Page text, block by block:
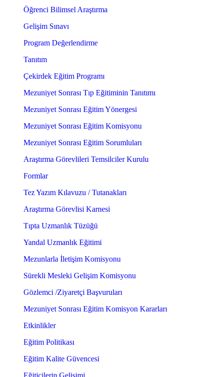
Öğrenci Bilimsel Araştırma
Gelişim Sınavı
Program Değerlendirme
Tanıtım
Çekirdek Eğitim Programı
Mezuniyet Sonrası Tıp Eğitiminin Tanıtımı
Mezuniyet Sonrası Eğitim Yönergesi
Mezuniyet Sonrası Eğitim Komisyonu
Mezuniyet Sonrası Eğitim Sorumluları
Araştırma Görevlileri Temsilciler Kurulu
Formlar
Tez Yazım Kılavuzu / Tutanakları
Araştırma Görevlisi Karnesi
Tıpta Uzmanlık Tüzüğü
Yandal Uzmanlık Eğitimi
Mezunlarla İletişim Komisyonu
Sürekli Mesleki Gelişim Komisyonu
Gözlemci /Ziyaretçi Başvuruları
Mezuniyet Sonrası Eğitim Komisyon Kararları
Etkinlikler
Eğitim Politikası
Eğitim Kalite Güvencesi